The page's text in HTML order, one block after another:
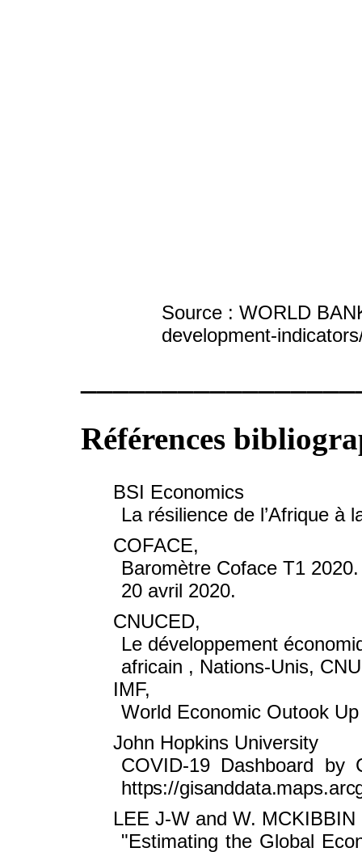
Source : WORLD
development-
Références
BSI Economics
La résilience de l’Afrique à
COFACE,
Baromètre Coface T1
20 avril 2020.
CNUCED,
Le développement
africain , Nations-Unis,
IMF,
World Economic Outook
John Hopkins University
COVID-19 Dashboard
https://
LEE J-W and W. MCKIBBIN
"Estimating the Global